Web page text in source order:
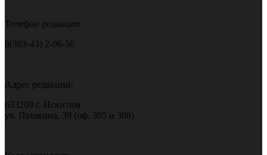
Телефон редакции:
8(383-43) 2-06-56
Адрес редакции:
633209 г. Искитим
ул. Пушкина, 39 (оф. 305 и 308)